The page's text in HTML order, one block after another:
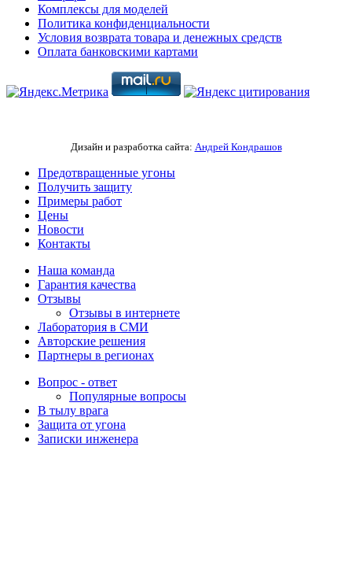
Комплексы для моделей
Политика конфиденциальности
Условия возврата товара и денежных средств
Оплата банковскими картами
Дизайн и разработка сайта: Андрей Кондрашов
Предотвращенные угоны
Получить защиту
Примеры работ
Цены
Новости
Контакты
Наша команда
Гарантия качества
Отзывы
Отзывы в интернете
Лаборатория в СМИ
Авторские решения
Партнеры в регионах
Вопрос - ответ
Популярные вопросы
В тылу врага
Защита от угона
Записки инженера